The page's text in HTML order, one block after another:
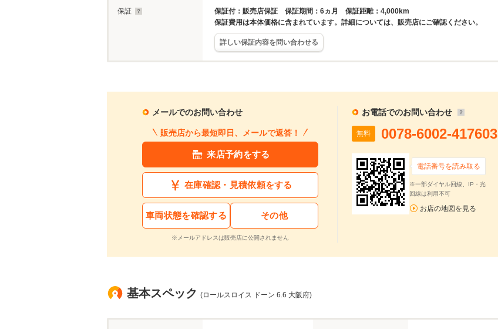
保証
保証付：販売店保証 保証期間：6ヵ月 保証距離：4,000km
保証費用は本体価格に含まれています。詳細については、販売店にご確認ください。
詳しい保証内容を問い合わせる
メールでのお問い合わせ
販売店から最短即日、メールで返答！
来店予約をする
在庫確認・見積依頼をする
車両状態を確認する その他
※メールアドレスは販売店に公開されません
お電話でのお問い合わせ
無料 0078-6002-417603
電話番号を読み取る
※一部ダイヤル回線、IP・光
回線は利用不可
お店の地図を見る
基本スペック (ロールスロイス ドーン 6.6 大阪府)